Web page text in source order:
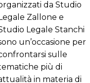
da Studio
Legale Zallone e
Legale Stanchi
un’occasione per
sulle
più di
in materia di